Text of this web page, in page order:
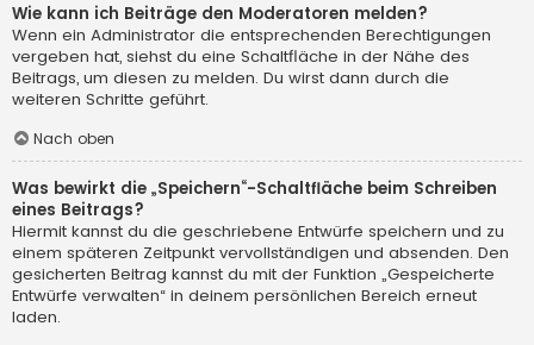
Wie kann ich Beiträge den Moderatoren melden?
Wenn ein Administrator die entsprechenden Berechtigungen
vergeben hat, siehst du eine Schaltfläche in der Nähe des
Beitrags, um diesen zu melden. Du wirst dann durch die
weiteren Schritte geführt.
Nach oben
Was bewirkt die „Speichern“-Schaltfläche beim Schreiben
eines Beitrags?
Hiermit kannst du die geschriebene Entwürfe speichern und zu
einem späteren Zeitpunkt vervollständigen und absenden. Den
gesicherten Beitrag kannst du mit der Funktion „Gespeicherte
Entwürfe verwalten“ in deinem persönlichen Bereich erneut
laden.